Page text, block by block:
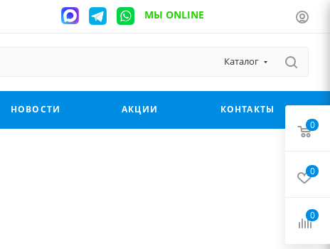
МЫ ONLINE
Каталог
НОВОСТИ АКЦИИ КОНТАКТЫ
0
0
0